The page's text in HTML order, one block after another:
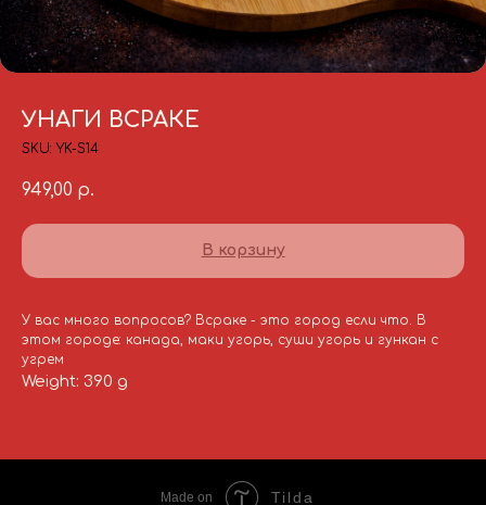
УНАГИ ВСРАКЕ
SKU: YK-S14
949,00 р.
В корзину
У вас много вопросов? Всраке - это город если что. В
этом городе: канада, маки угорь, суши угорь и гункан с
угрем
Weight: 390 g
Made on Tilda